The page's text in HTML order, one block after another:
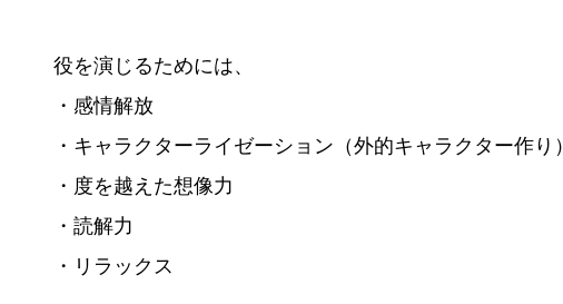
役を演じるためには、
・感情解放
・キャラクターライゼーション（外的キャラクター作り）
・度を越えた想像力
・読解力
・リラックス